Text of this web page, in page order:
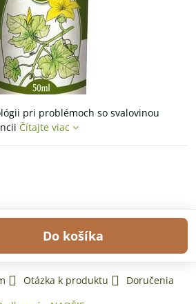
pri problémoch so svalovinou
Čítajte viac
Do košíka
Otázka k produktu
Doručenia